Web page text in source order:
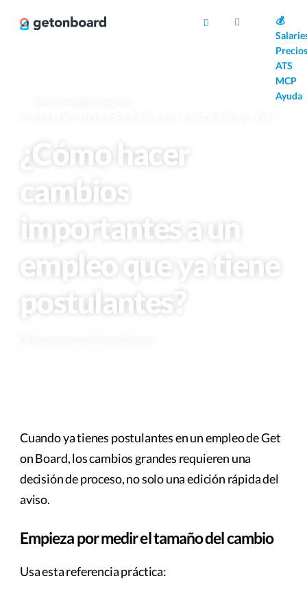
💰
Precios
ATS
MCP
Ayuda
¿Cómo hacer
cambios
importantes a un
empleo que ya tiene
postulantes?
Cuando ya tienes postulantes en un empleo de Get
on Board, los cambios grandes requieren una
decisión de proceso, no solo una edición rápida del
aviso.
Empieza por medir el tamaño del cambio
Usa esta referencia práctica: